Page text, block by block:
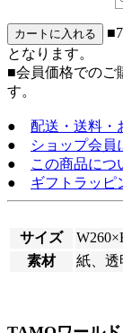
となります。
■会員価格でのご
す。
● 配送・送料・
●
ショップ会員
●
この商品につ
● ギフトラッピ
サイズ
素材
紙、透